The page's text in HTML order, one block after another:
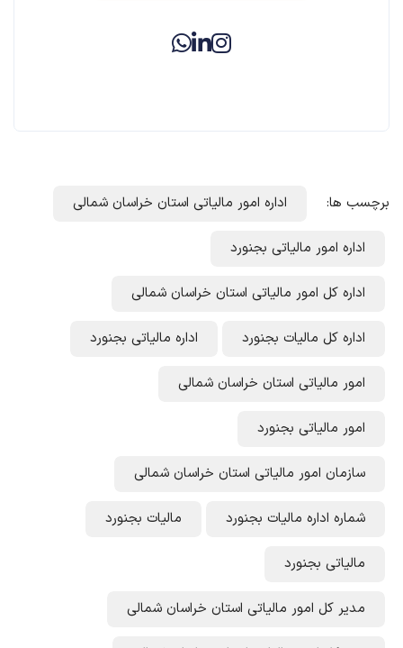
برچسب ها: اداره امور مالیاتی استان خراسان شمالی
اداره امور مالیاتی بجنورد
اداره کل امور مالیاتی استان خراسان شمالی
اداره کل مالیات بجنورد اداره مالیاتی بجنورد
امور مالیاتی استان خراسان شمالی
امور مالیاتی بجنورد
سازمان امور مالیاتی استان خراسان شمالی
شماره اداره مالیات بجنورد
مالیاتی بجنورد